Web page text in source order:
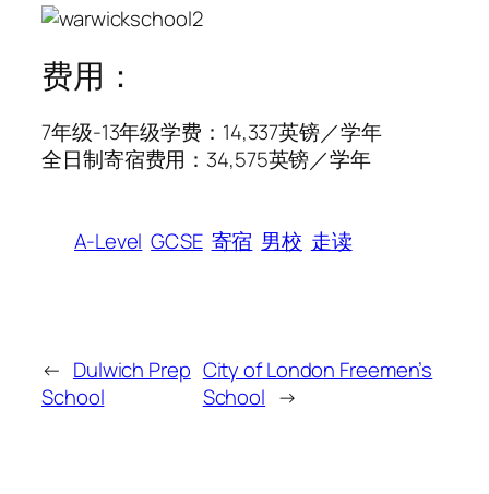
费用：
7年级-13年级学费：14,337英镑／学年
全日制寄宿费用：34,575英镑／学年
A-Level GCSE 寄宿 男校 走读
← Dulwich Prep
School
City of London Freemen’s
School →